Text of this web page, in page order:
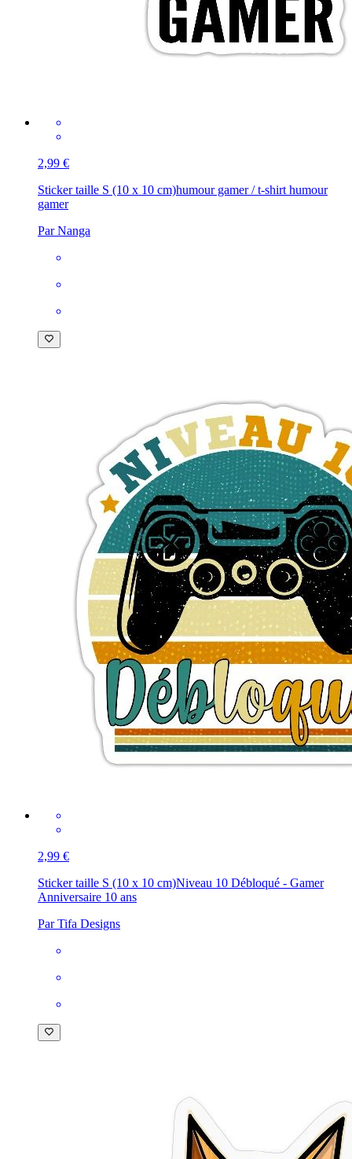
2,99 €
Sticker taille S (10 x 10 cm)humour gamer / t-shirt humour
gamer
Par Nanga
2,99 €
Sticker taille S (10 x 10 cm)Niveau 10 Débloqué - Gamer
Anniversaire 10 ans
Par Tifa Designs